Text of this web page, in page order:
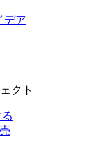
デア
クト